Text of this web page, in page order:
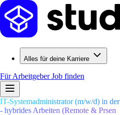
Alles für deine Karriere
Für ArbeitgeberJob finden
IT-Systemadministrator (m/w/d) in
- hybrides Arbeiten (Remote & Prsen